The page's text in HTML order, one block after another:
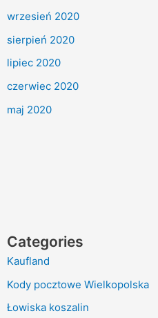
wrzesień 2020
sierpień 2020
lipiec 2020
czerwiec 2020
maj 2020
Categories
Kaufland
Kody pocztowe Wielkopolska
Łowiska koszalin